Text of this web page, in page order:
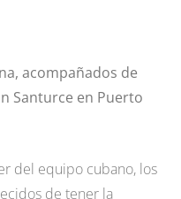
acompañados de
Santurce en Puerto
del equipo cubano, los
de tener la